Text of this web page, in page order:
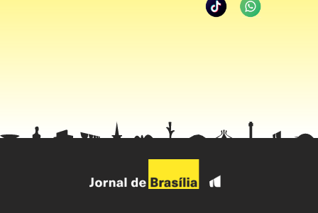
previsto de R$ 1,65 milhão para reforçar as inspeções
A Vigilância Sanitária também tem um papel importante na
fiscalização quando os produtos chegam às prateleiras. Os
fiscais da Divisa colocam em prática o programa de